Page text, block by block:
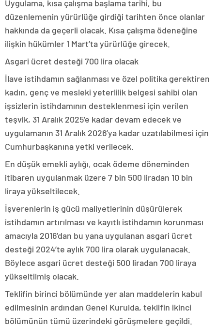
Uygulama, kısa çalışma başlama tarihi, bu
düzenlemenin yürürlüğe girdiği tarihten önce olanlar
hakkında da geçerli olacak. Kısa çalışma ödeneğine
ilişkin hükümler 1 Mart’ta yürürlüğe girecek.
Asgari ücret desteği 700 lira olacak
İlave istihdamın sağlanması ve özel politika gerektiren
kadın, genç ve mesleki yeterlilik belgesi sahibi olan
işsizlerin istihdamının desteklenmesi için verilen
teşvik, 31 Aralık 2025’e kadar devam edecek ve
uygulamanın 31 Aralık 2026’ya kadar uzatılabilmesi için
Cumhurbaşkanına yetki verilecek.
En düşük emekli aylığı, ocak ödeme döneminden
itibaren uygulanmak üzere 7 bin 500 liradan 10 bin
liraya yükseltilecek.
İşverenlerin iş gücü maliyetlerinin düşürülerek
istihdamın artırılması ve kayıtlı istihdamın korunması
amacıyla 2016’dan bu yana uygulanan asgari ücret
desteği 2024’te aylık 700 lira olarak uygulanacak.
Böylece asgari ücret desteği 500 liradan 700 liraya
yükseltilmiş olacak.
Teklifin birinci bölümünde yer alan maddelerin kabul
edilmesinin ardından Genel Kurulda, teklifin ikinci
bölümünün tümü üzerindeki görüşmelere geçildi.